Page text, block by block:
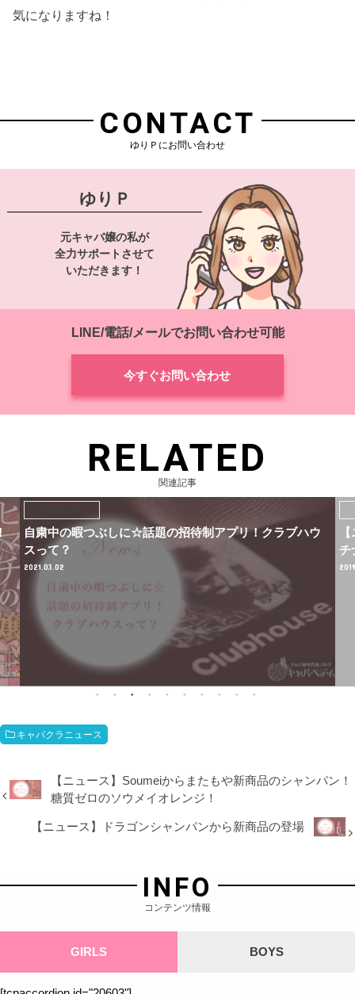
気になりますね！
CONTACT
ゆりＰにお問い合わせ
ゆりＰ
元キャバ嬢の私が
全力サポートさせて
いただきます！
LINE/電話/メールでお問い合わせ可能
今すぐお問い合わせ
RELATED
関連記事
自粛中の暇つぶしに☆話題の招待制アプリ！クラブハウ
スって？
2021.03.02
チ
キャバクラニュース
【ニュース】Soumeiからまたもや新商品のシャンパン！
糖質ゼロのソウメイオレンジ！
【ニュース】ドラゴンシャンパンから新商品の登場
INFO
コンテンツ情報
GIRLS BOYS